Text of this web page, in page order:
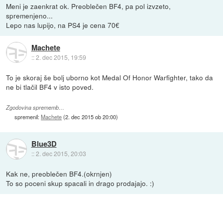
Meni je zaenkrat ok. Preoblečen BF4, pa pol izvzeto,
spremenjeno...
Lepo nas lupijo, na PS4 je cena 70€
Machete
::2. dec 2015, 19:59
To je skoraj še bolj uborno kot Medal Of Honor Warfighter, tako da
ne bi tlačil BF4 v isto poved.
Zgodovina sprememb…
spremenil:Machete(2. dec 2015 ob 20:00)
Blue3D
::2. dec 2015, 20:03
Kak ne, preoblečen BF4.(okrnjen)
To so poceni skup spacali in drago prodajajo. :)